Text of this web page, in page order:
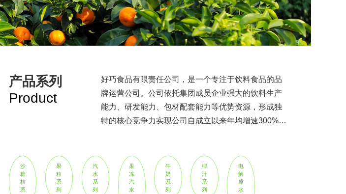
产品系列
Product
好巧食品有限责任公司，是一个专注于饮料食品的品
牌运营公司。公司依托集团成员企业强大的饮料生产
能力、研发能力、包材配套能力等优势资源，形成独
特的核心竞争力实现公司自成立以来年均增速300%快
沙
糖
桔
系
果
粒
系
列
汽
水
系
列
果
冻
汽
水
牛
奶
系
列
椰
汁
系
列
电
解
质
水